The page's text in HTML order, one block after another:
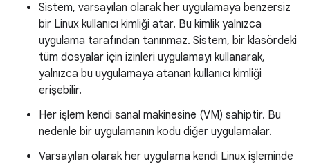
Sistem, varsayılan olarak her uygulamaya benzersiz
bir Linux kullanıcı kimliği atar. Bu kimlik yalnızca
uygulama tarafından tanınmaz. Sistem, bir klasördeki
tüm dosyalar için izinleri uygulamayı kullanarak,
yalnızca bu uygulamaya atanan kullanıcı kimliği
erişebilir.
Her işlem kendi sanal makinesine (VM) sahiptir. Bu
nedenle bir uygulamanın kodu diğer uygulamalar.
Varsayılan olarak her uygulama kendi Linux işleminde